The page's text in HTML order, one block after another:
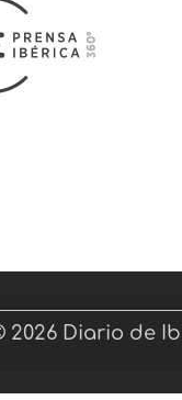
2026 Diario de